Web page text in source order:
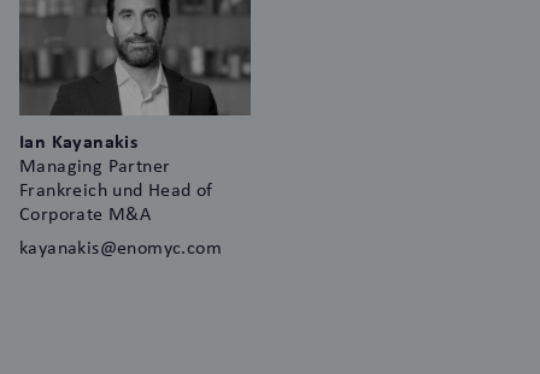
Ian Kayanakis
Managing Partner
Frankreich und Head of
Corporate M&A
kayanakis@enomyc.com